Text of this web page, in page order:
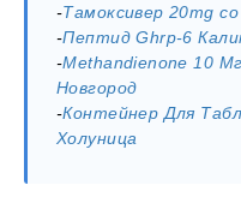
-Тамоксивер 20mg
-Пептид Ghrp-6
-Methandienone 10
Новгород
-Контейнер Для
Холуница